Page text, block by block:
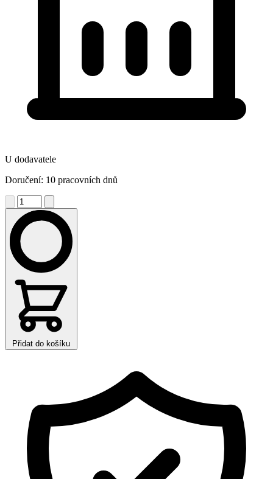
U dodavatele
Doručení: 10 pracovních dnů
Přidat do košíku